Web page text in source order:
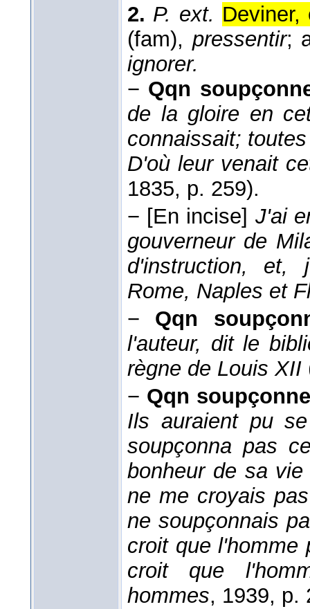
2. P. ext. Deviner,
(fam), pressentir;
ignorer.
− Qqn
de la gloire en
connaissait;
D'où leur venait
1835, p. 259).
− [En incise] J'ai
gouverneur de
d'instruction, et,
Rome, Naples et
− Qqn
l'auteur, dit le
règne de Louis XII
− Qqn
Ils auraient pu
soupçonna pas
bonheur de sa vie
ne me croyais
ne soupçonnais
croit que l'homme
croit que
hommes, 1939, p.